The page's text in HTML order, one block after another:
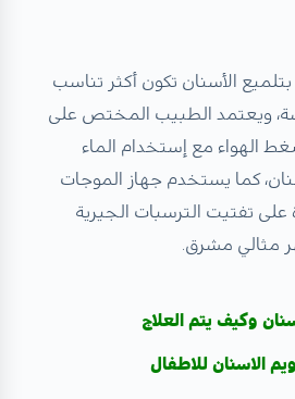
الأسنان تكون أكثر تناسب
ويعتمد الطبيب المختص على
الهواء مع إستخدام الماء
كما يستخدم جهاز الموجات
على تفتيت الترسبات الجيرية
مثالي مشرق.
وكيف يتم العلاج
الاسنان للاطفال